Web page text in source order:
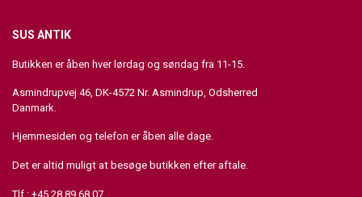
SUS ANTIK
Butikken er åben hver lørdag og søndag fra 11-15.
Asmindrupvej 46, DK-4572 Nr. Asmindrup, Odsherred
Danmark.
Hjemmesiden og telefon er åben alle dage.
Det er altid muligt at besøge butikken efter aftale.
Tlf : +45 28 89 68 07